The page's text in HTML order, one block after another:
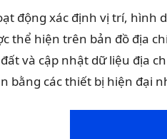
động xác định vị trí,
thể hiện trên bản đồ địa
và cập nhật dữ liệu địa
bằng các thiết bị hiện đại